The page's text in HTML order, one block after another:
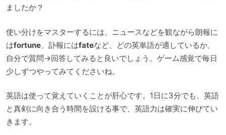
ましたか？
使い分けをマスターするには、ニュースなどを観ながら朗報に
はfortune、訃報にはfateなど、どの英単語が適しているか、
自分で質問→回答してみると良いでしょう。ゲーム感覚で毎日
少しずつやってみてくださいね。
英語は使って覚えていくことが肝心です。1日に3分でも、英語
と真剣に向き合う時間を設ける事で、英語力は確実に伸びてい
きます。